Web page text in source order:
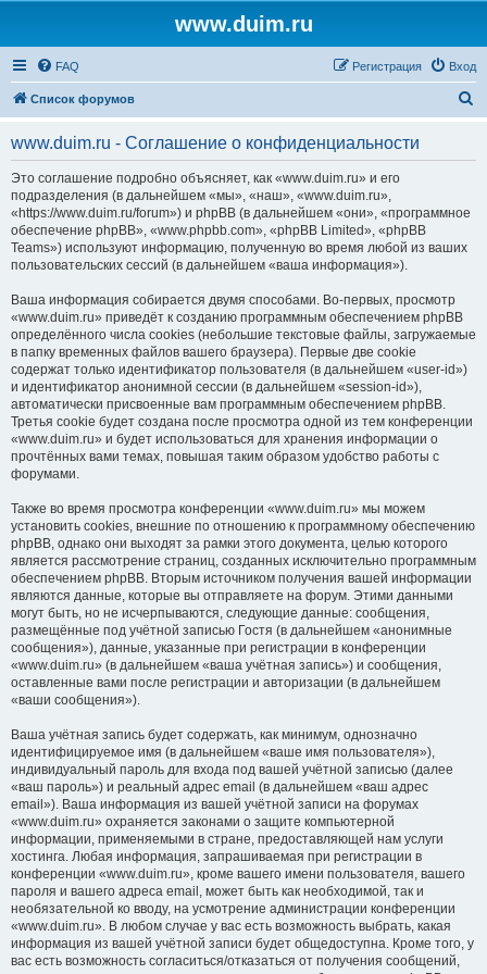
www.duim.ru
FAQ Вход
Регистрация
Список форумов
www.duim.ru - Соглашение о конфиденциальности
Это соглашение подробно объясняет, как «www.duim.ru» и его
подразделения (в дальнейшем «мы», «наш», «www.duim.ru»,
«https://www.duim.ru/forum») и phpBB (в дальнейшем «они», «программное
обеспечение phpBB», «www.phpbb.com», «phpBB Limited», «phpBB
Teams») используют информацию, полученную во время любой из ваших
пользовательских сессий (в дальнейшем «ваша информация»).
Ваша информация собирается двумя способами. Во-первых, просмотр
«www.duim.ru» приведёт к созданию программным обеспечением phpBB
определённого числа cookies (небольшие текстовые файлы, загружаемые
в папку временных файлов вашего браузера). Первые две cookie
содержат только идентификатор пользователя (в дальнейшем «user-id»)
и идентификатор анонимной сессии (в дальнейшем «session-id»),
автоматически присвоенные вам программным обеспечением phpBB.
Третья cookie будет создана после просмотра одной из тем конференции
«www.duim.ru» и будет использоваться для хранения информации о
прочтённых вами темах, повышая таким образом удобство работы с
форумами.
Также во время просмотра конференции «www.duim.ru» мы можем
установить cookies, внешние по отношению к программному обеспечению
phpBB, однако они выходят за рамки этого документа, целью которого
является рассмотрение страниц, созданных исключительно программным
обеспечением phpBB. Вторым источником получения вашей информации
являются данные, которые вы отправляете на форум. Этими данными
могут быть, но не исчерпываются, следующие данные: сообщения,
размещённые под учётной записью Гостя (в дальнейшем «анонимные
сообщения»), данные, указанные при регистрации в конференции
«www.duim.ru» (в дальнейшем «ваша учётная запись») и сообщения,
оставленные вами после регистрации и авторизации (в дальнейшем
«ваши сообщения»).
Ваша учётная запись будет содержать, как минимум, однозначно
идентифицируемое имя (в дальнейшем «ваше имя пользователя»),
индивидуальный пароль для входа под вашей учётной записью (далее
«ваш пароль») и реальный адрес email (в дальнейшем «ваш адрес
email»). Ваша информация из вашей учётной записи на форумах
«www.duim.ru» охраняется законами о защите компьютерной
информации, применяемыми в стране, предоставляющей нам услуги
хостинга. Любая информация, запрашиваемая при регистрации в
конференции «www.duim.ru», кроме вашего имени пользователя, вашего
пароля и вашего адреса email, может быть как необходимой, так и
необязательной ко вводу, на усмотрение администрации конференции
«www.duim.ru». В любом случае у вас есть возможность выбрать, какая
информация из вашей учётной записи будет общедоступна. Кроме того, у
вас есть возможность согласиться/отказаться от получения сообщений,